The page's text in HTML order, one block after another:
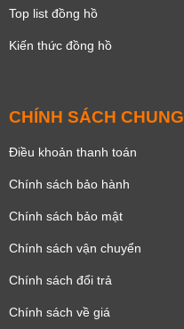
Top list đồng hồ
Kiến thức đồng hồ
CHÍNH SÁCH CHUNG
Điều khoản thanh toán
Chính sách bảo hành
Chính sách bảo mật
Chính sách vận chuyển
Chính sách đổi trả
Chính sách về giá